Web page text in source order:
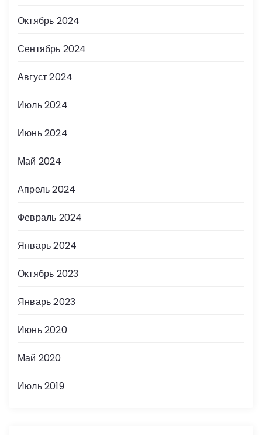
Октябрь 2024
Сентябрь 2024
Август 2024
Июль 2024
Июнь 2024
Май 2024
Апрель 2024
Февраль 2024
Январь 2024
Октябрь 2023
Январь 2023
Июнь 2020
Май 2020
Июль 2019